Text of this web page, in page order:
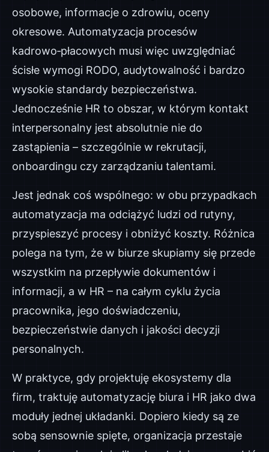
osobowe, informacje o zdrowiu, oceny
okresowe. Automatyzacja procesów
kadrowo‑płacowych musi więc uwzględniać
ścisłe wymogi RODO, audytowalność i bardzo
wysokie standardy bezpieczeństwa.
Jednocześnie HR to obszar, w którym kontakt
interpersonalny jest absolutnie nie do
zastąpienia – szczególnie w rekrutacji,
onboardingu czy zarządzaniu talentami.
Jest jednak coś wspólnego: w obu przypadkach
automatyzacja ma odciążyć ludzi od rutyny,
przyspieszyć procesy i obniżyć koszty. Różnica
polega na tym, że w biurze skupiamy się przede
wszystkim na przepływie dokumentów i
informacji, a w HR – na całym cyklu życia
pracownika, jego doświadczeniu,
bezpieczeństwie danych i jakości decyzji
personalnych.
W praktyce, gdy projektuję ekosystemy dla
firm, traktuję automatyzację biura i HR jako dwa
moduły jednej układanki. Dopiero kiedy są ze
sobą sensownie spięte, organizacja przestaje